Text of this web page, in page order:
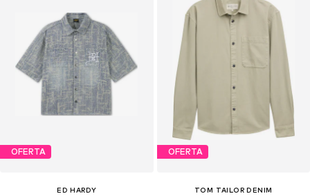
OFERTA
ED HARDY
OFERTA
TOM TAILOR DENIM